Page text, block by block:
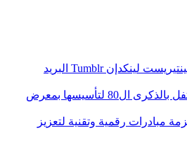
لينكدإن Tumblr البريد
الأمم المتحدة تحتفل بالذكرى ال80 لتأسيسها بمعرض
مبادرات رقمية وتقنية لتعزيز